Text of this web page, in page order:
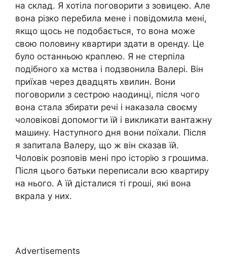
на склад. Я хотіла поговорити з зовицею. Але
вона різко перебила мене і повідомила мені,
якщо щось не подобається, то вона може
свою половину квартири здати в оренду. Це
було останньою краплею. Я не стерпіла
подібного ха мства і подзвонила Валері. Він
приїхав через двадцять хвилин. Вони
поговорили з сестрою наодинці, після чого
вона стала збирати речі і наказала своєму
чоловікові допомогти їй і викликати вантажну
машину. Наступного дня вони поїхали. Після
я запитала Валеру, що ж він сказав їй.
Чоловік розповів мені про історію з грошима.
Після цього батьки переписали всю квартиру
на нього. А їй дісталися ті гроші, які вона
вкрала у них.
Advertisements